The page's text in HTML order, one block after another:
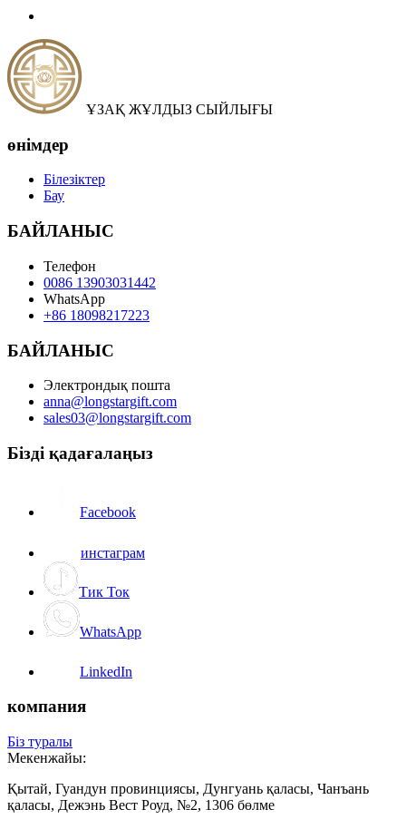
ҰЗАҚ ЖҰЛДЫЗ СЫЙЛЫҒЫ
өнімдер
Білезіктер
Бау
БАЙЛАНЫС
Телефон
0086 13903031442
WhatsApp
+86 18098217223
БАЙЛАНЫС
Электрондық пошта
anna@longstargift.com
sales03@longstargift.com
Бізді қадағалаңыз
Facebook
инстаграм
Тик Ток
WhatsApp
LinkedIn
компания
Біз туралы
Мекенжайы:
Қытай, Гуандун провинциясы, Дунгуань қаласы, Чанъань
қаласы, Дежэнь Вест Роуд, №2, 1306 бөлме